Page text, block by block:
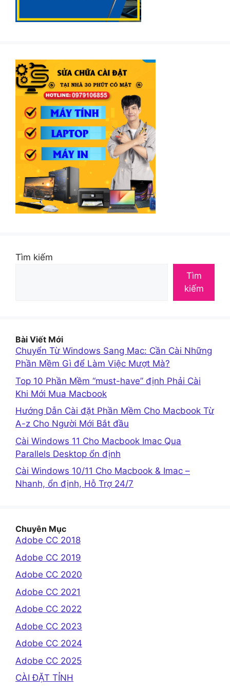
Tìm kiếm
Tìm
kiếm
Bài Viết Mới
Chuyển Từ Windows Sang Mac: Cần Cài Những
Phần Mềm Gì để Làm Việc Mượt Mà?
Top 10 Phần Mềm “must-have” định Phải Cài
Khi Mới Mua Macbook
Hướng Dẫn Cài đặt Phần Mềm Cho Macbook Từ
A-z Cho Người Mới Bắt đầu
Cài Windows 11 Cho Macbook Imac Qua
Parallels Desktop ổn định
Cài Windows 10/11 Cho Macbook & Imac –
Nhanh, ổn định, Hỗ Trợ 24/7
Chuyên Mục
Adobe CC 2018
Adobe CC 2019
Adobe CC 2020
Adobe CC 2021
Adobe CC 2022
Adobe CC 2023
Adobe CC 2024
Adobe CC 2025
CÀI ĐẶT TỈNH